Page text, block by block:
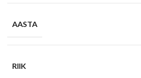
AASTA
RIIK